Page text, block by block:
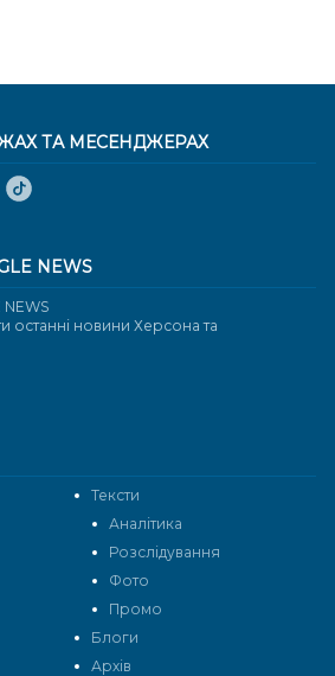
Тексти
Аналітика
Розслідування
Фото
Промо
Блоги
Архів
ТА МЕСЕНДЖЕРАХ
NEWS
останні новини Херсона та